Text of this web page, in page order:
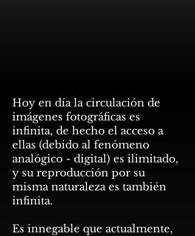
Hoy en día la circulación de
imágenes fotográficas es
infinita, de hecho el acceso a
ellas (debido al fenómeno
analógico - digital) es ilimitado,
y su reproducción por su
misma naturaleza es también
infinita.
Es innegable que actualmente,